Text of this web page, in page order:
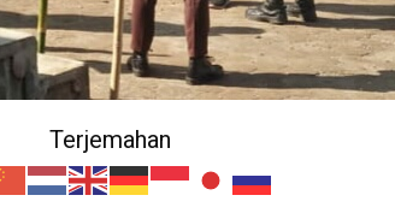
Terjemahan